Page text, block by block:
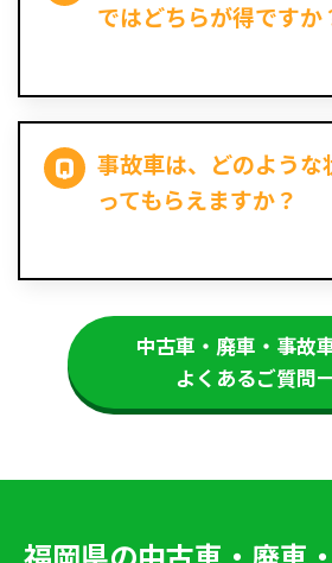
ではどちらが得ですか
事故車は、どのような
ってもらえますか？
中古車・廃車・事故
よくあるご質問